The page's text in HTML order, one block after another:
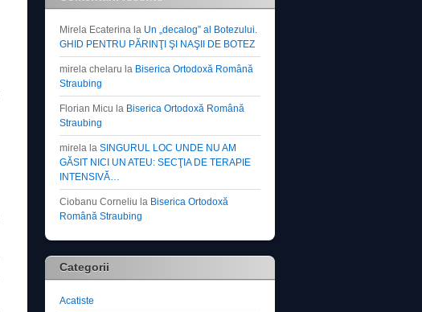
Mirela Ecaterina la Un „decalog” al Botezului.
GHID PENTRU PĂRINŢI ŞI NAŞII DE BOTEZ
mirela chelaru la Biserica Ortodoxă Română
Straubing
Florian Micu la Biserica Ortodoxă Română
Straubing
mirela la SINGURUL LOC UNDE NU AM
GĂSIT NICI UN ATEU: SECŢIA DE TERAPIE
INTENSIVĂ…
Ciobanu Corneliu la Biserica Ortodoxă
Română Straubing
Categorii
Acatiste